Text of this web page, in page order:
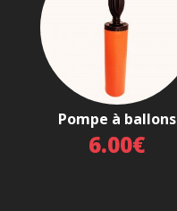
Pompe à ballons
6.00€